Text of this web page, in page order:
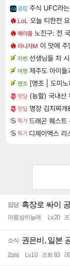
클립 주식 UFC라
LoL 오늘 티한전
메이플 노진구: 전
리니지M 이 맛에 주
차벤 선생님들 차
여행 제주도 아이들
명조 [명조 | 도미
핫딜 (농할) 국내산
핫딜 명장 김치찌
특가
특가
잡담 흑장로 싸이
여름밤하늘에 Lv.20
소식 권은비, 일본
Zqisj Lv.10 조회 83